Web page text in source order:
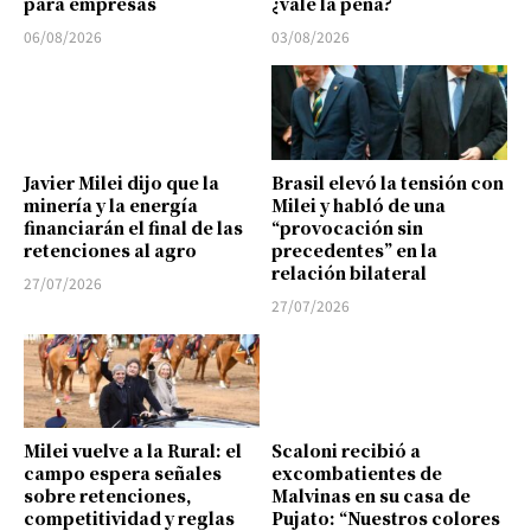
06/08/2026 03/08/2026
Javier Milei dijo que la
minería y la energía
financiarán el final de las
retenciones al agro
27/07/2026
Brasil elevó la tensión con
Milei y habló de una
“provocación sin
precedentes” en la
relación bilateral
27/07/2026
Milei vuelve a la Rural: el
campo espera señales
sobre retenciones,
competitividad y reglas
Scaloni recibió a
excombatientes de
Malvinas en su casa de
Pujato: “Nuestros colores